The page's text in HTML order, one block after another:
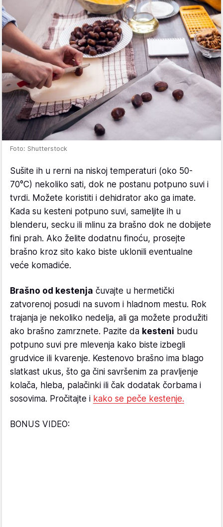
Foto: Shutterstock
Sušite ih u rerni na niskoj temperaturi (oko 50-
70°C) nekoliko sati, dok ne postanu potpuno suvi i
tvrdi. Možete koristiti i dehidrator ako ga imate.
Kada su kesteni potpuno suvi, sameljite ih u
blenderu, secku ili mlinu za brašno dok ne dobijete
fini prah. Ako želite dodatnu finoću, prosejte
brašno kroz sito kako biste uklonili eventualne
veće komadiće.
Brašno od kestenja čuvajte u hermetički
zatvorenoj posudi na suvom i hladnom mestu. Rok
trajanja je nekoliko nedelja, ali ga možete produžiti
ako brašno zamrznete. Pazite da kesteni budu
potpuno suvi pre mlevenja kako biste izbegli
grudvice ili kvarenje. Kestenovo brašno ima blago
slatkast ukus, što ga čini savršenim za pravljenje
kolača, hleba, palačinki ili čak dodatak čorbama i
sosovima. Pročitajte i kako se peče kestenje.
BONUS VIDEO: